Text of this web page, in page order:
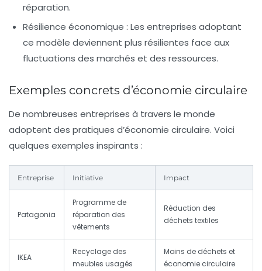
réparation.
Résilience économique : Les entreprises adoptant
ce modèle deviennent plus résilientes face aux
fluctuations des marchés et des ressources.
Exemples concrets d’économie circulaire
De nombreuses entreprises à travers le monde
adoptent des pratiques d’économie circulaire. Voici
quelques exemples inspirants :
Entreprise Initiative Impact
Patagonia
Programme de
réparation des
vêtements
Réduction des
déchets textiles
IKEA
Recyclage des
meubles usagés
Moins de déchets et
économie circulaire